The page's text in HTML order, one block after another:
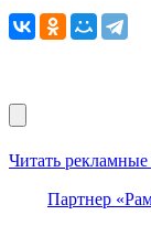
Читать рекламные
Партнер